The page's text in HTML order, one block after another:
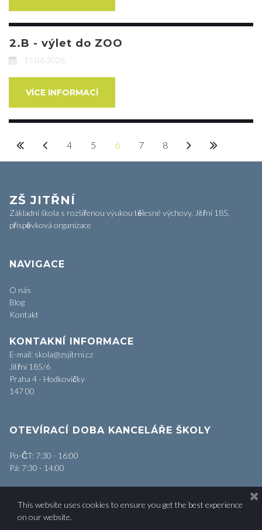
2.B - výlet do ZOO
15.06.2026
VÍCE INFORMACÍ
4 5 6 7 8
ZŠ JITŘNÍ
Základní škola s rozšířenou výukou tělesné výchovy, Jitřní 185,
příspěvková organizace
NAVIGACE
O nás
Blog
Kontakt
KONTAKNÍ INFORMACE
E-mail: skola@zsjitrni.cz
Jitřní 185/6
Praha 4 - Hodkovičky
147 00
OTEVÍRACÍ DOBA KANCELÁŘE ŠKOLY
Po-ČT: 7:30 - 16:00
Pá: 7:30 - 14:00
© 2018 All rights reserved by ZŠ Jitřní | Hosted by
This website uses cookies to ensure you get the best experience
on our website.